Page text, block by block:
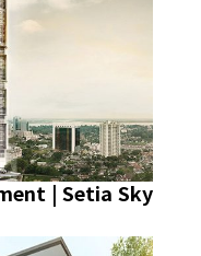
| Setia Sky